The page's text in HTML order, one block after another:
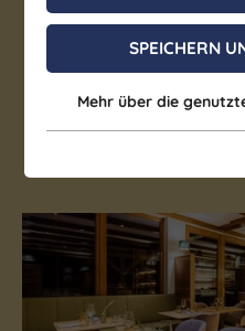
12. September
SPEICHERN
Mehr über die